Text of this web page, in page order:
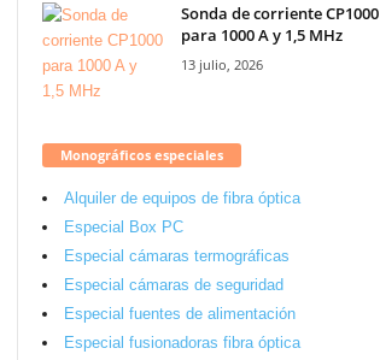
Sonda de corriente CP1000
para 1000 A y 1,5 MHz
13 julio, 2026
Monográficos especiales
Alquiler de equipos de fibra óptica
Especial Box PC
Especial cámaras termográficas
Especial cámaras de seguridad
Especial fuentes de alimentación
Especial fusionadoras fibra óptica